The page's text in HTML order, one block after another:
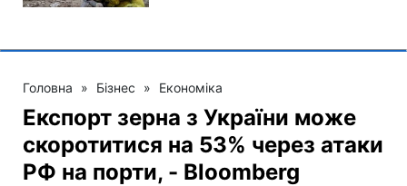
Головна » Бізнес » Економіка
Експорт зерна з України може
скоротитися на 53% через атаки
РФ на порти, - Bloomberg